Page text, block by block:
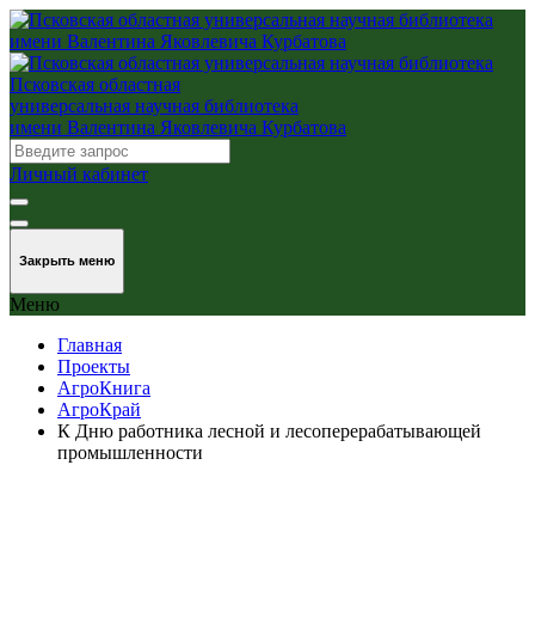
Псковская областная
универсальная научная библиотека
имени Валентина Яковлевича Курбатова
Личный кабинет
Закрыть меню
Меню
Главная
Проекты
АгроКнига
АгроКрай
К Дню работника лесной и лесоперерабатывающей
промышленности